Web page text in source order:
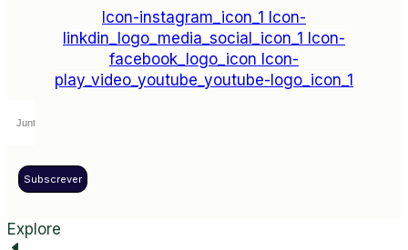
Icon-instagram_icon_1
Icon-
linkdin_logo_media_social_icon_1
Icon-
facebook_logo_icon Icon-
play_video_youtube_youtube-logo_icon_1
Subscrever
Explore